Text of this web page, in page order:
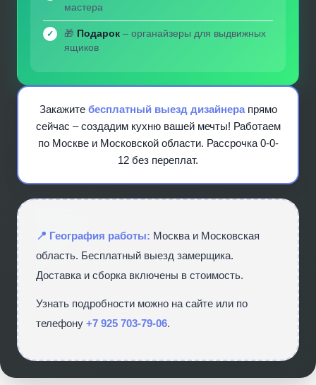
мастера
🎁 Подарок – органайзеры для выдвижных
ящиков
Закажите бесплатный выезд дизайнерапрямо
сейчас – создадим кухню вашей мечты! Работаем
по Москве и Московской области. Рассрочка 0-0-
12 без переплат.
📍 География работы: Москва и Московская
область. Бесплатный выезд замерщика.
Доставка и сборка включены в стоимость.
Узнать подробности можно на сайте или по
телефону +7 925 703-79-06.